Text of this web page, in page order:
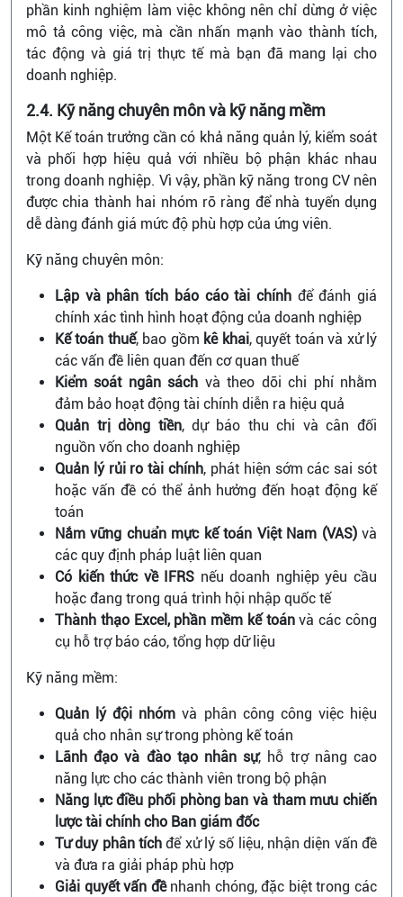
phần kinh nghiệm làm việc không nên chỉ dừng ở việc
mô tả công việc, mà cần nhấn mạnh vào thành tích,
tác động và giá trị thực tế mà bạn đã mang lại cho
doanh nghiệp.
2.4. Kỹ năng chuyên môn và kỹ năng mềm
Một Kế toán trưởng cần có khả năng quản lý, kiểm soát
và phối hợp hiệu quả với nhiều bộ phận khác nhau
trong doanh nghiệp. Vì vậy, phần kỹ năng trong CV nên
được chia thành hai nhóm rõ ràng để nhà tuyển dụng
dễ dàng đánh giá mức độ phù hợp của ứng viên.
Kỹ năng chuyên môn:
Lập và phân tích báo cáo tài chínhđể đánh giá
chính xác tình hình hoạt động của doanh nghiệp
Kế toán thuế, bao gồm kê khai, quyết toán và xử lý
các vấn đề liên quan đến cơ quan thuế
Kiểm soát ngân sách và theo dõi chi phí nhằm
đảm bảo hoạt động tài chính diễn ra hiệu quả
Quản trị dòng tiền, dự báo thu chi và cân đối
nguồn vốn cho doanh nghiệp
Quản lý rủi ro tài chính, phát hiện sớm các sai sót
hoặc vấn đề có thể ảnh hưởng đến hoạt động kế
toán
Nắm vững chuẩn mực kế toán Việt Nam (VAS)và
các quy định pháp luật liên quan
Có kiến thức về IFRS nếu doanh nghiệp yêu cầu
hoặc đang trong quá trình hội nhập quốc tế
Thành thạo Excel, phần mềm kế toánvà các công
cụ hỗ trợ báo cáo, tổng hợp dữ liệu
Kỹ năng mềm:
Quản lý đội nhóm và phân công công việc hiệu
quả cho nhân sự trong phòng kế toán
Lãnh đạo và đào tạo nhân sự, hỗ trợ nâng cao
năng lực cho các thành viên trong bộ phận
Năng lực điều phối phòng ban và tham mưu chiến
lược tài chính cho Ban giám đốc
Tư duy phân tích để xử lý số liệu, nhận diện vấn đề
và đưa ra giải pháp phù hợp
Giải quyết vấn đềnhanh chóng, đặc biệt trong các